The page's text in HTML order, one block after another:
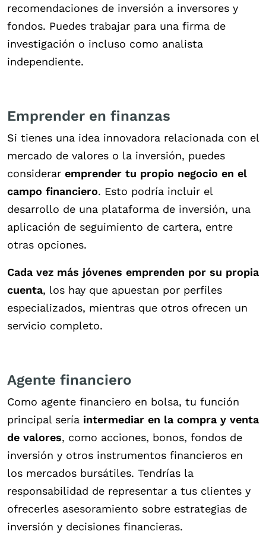
recomendaciones de inversión a inversores y
fondos. Puedes trabajar para una firma de
investigación o incluso como analista
independiente.
Emprender en finanzas
Si tienes una idea innovadora relacionada con el
mercado de valores o la inversión, puedes
considerar emprender tu propio negocio en el
campo financiero. Esto podría incluir el
desarrollo de una plataforma de inversión, una
aplicación de seguimiento de cartera, entre
otras opciones.
Cada vez más jóvenes emprenden por su propia
cuenta, los hay que apuestan por perfiles
especializados, mientras que otros ofrecen un
servicio completo.
Agente financiero
Como agente financiero en bolsa, tu función
principal sería intermediar en la compra y venta
de valores, como acciones, bonos, fondos de
inversión y otros instrumentos financieros en
los mercados bursátiles. Tendrías la
responsabilidad de representar a tus clientes y
ofrecerles asesoramiento sobre estrategias de
inversión y decisiones financieras.